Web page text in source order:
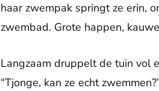
haar zwempak springt ze erin,
zwembad. Grote happen,
Langzaam druppelt de tuin vol
“Tjonge, kan ze echt